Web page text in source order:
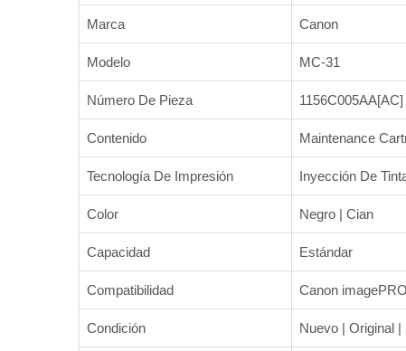
Marca Canon
Modelo MC-31
Número De Pieza 1156C005AA[AC]
Contenido Maintenance
Tecnología De Impresión Inyección De
Color Negro | Cian
Capacidad Estándar
Compatibilidad Canon
Condición Nuevo | Original |